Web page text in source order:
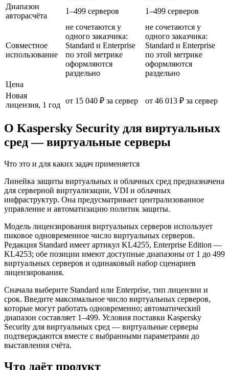
Диапазон
авторасчёта
1–499 серверов 1–499 серверов
Совместное
использование
не сочетаются у
одного заказчика:
Standard и Enterprise
по этой метрике
оформляются
раздельно
не сочетаются у
одного заказчика:
Standard и Enterprise
по этой метрике
оформляются
раздельно
Цена
Новая
лицензия, 1 год от 15 040 ₽ за сервер от 46 013 ₽ за сервер
О Kaspersky Security для виртуальных
сред — виртуальные серверы
Что это и для каких задач применяется
Линейка защиты виртуальных и облачных сред предназначена
для серверной виртуализации, VDI и облачных
инфраструктур. Она предусматривает централизованное
управление и автоматизацию политик защиты.
Модель лицензирования виртуальных серверов использует
пиковое одновременное число виртуальных серверов.
Редакция Standard имеет артикул KL4255, Enterprise Edition —
KL4253; обе позиции имеют доступные диапазоны от 1 до 499
виртуальных серверов и одинаковый набор сценариев
лицензирования.
Сначала выберите Standard или Enterprise, тип лицензии и
срок. Введите максимальное число виртуальных серверов,
которые могут работать одновременно; автоматический
диапазон составляет 1–499. Условия поставки Kaspersky
Security для виртуальных сред — виртуальные серверы
подтверждаются вместе с выбранными параметрами до
выставления счёта.
Что даёт продукт